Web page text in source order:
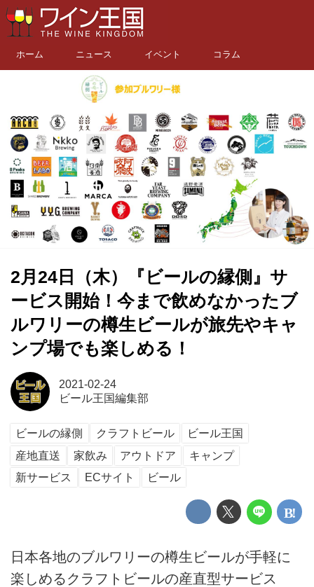
ホーム ニュース イベント コラム
2月24日（木）『ビールの縁側』サ
ービス開始！今まで飲めなかったブ
ルワリーの樽生ビールが旅先やキャ
ンプ場でも楽しめる！
2021-02-24
ビール王国編集部
ビールの縁側 クラフトビール
ビール王国
産地直送
家飲み アウトドア
キャンプ
新サービス
ECサイト ビール
日本各地のブルワリーの樽生ビールが手軽に
楽しめるクラフトビールの産直型サービス